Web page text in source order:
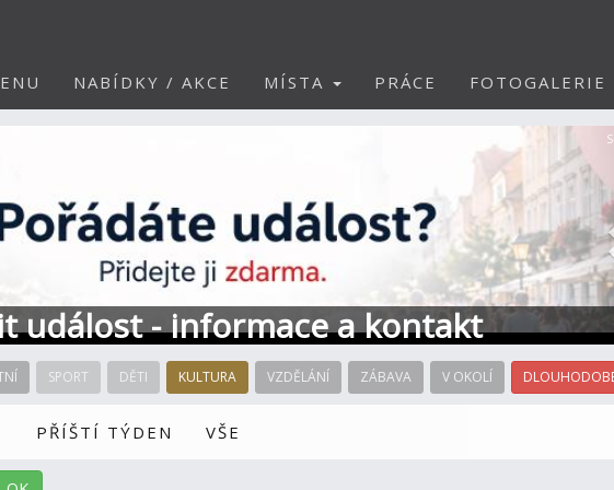
NABÍDKY / AKCE MÍSTA PRÁCE FOTOGALERIE
událost - informace a kontakt
SPORT DĚTI KULTURA VZDĚLÁNÍ ZÁBAVA V OKOLÍ
PŘÍŠTÍ TÝDEN VŠE